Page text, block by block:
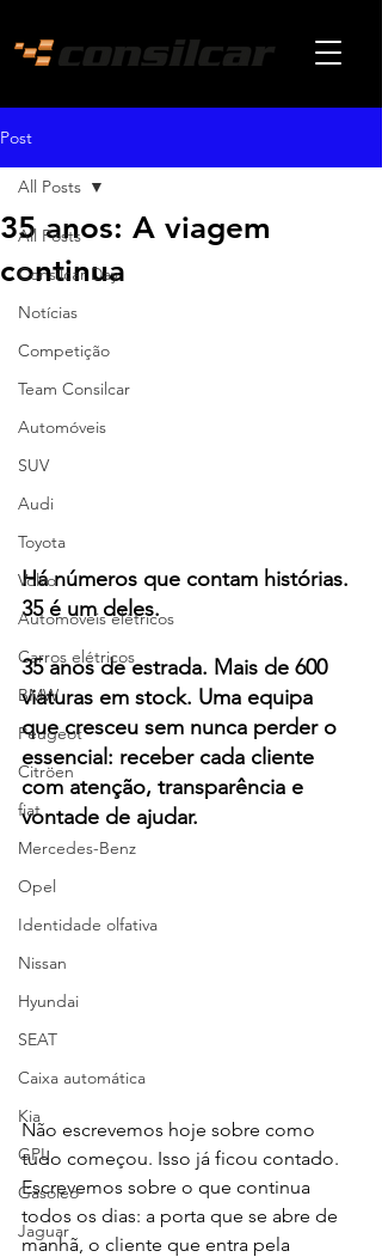
Post
All Posts
Consilcar Day
Notícias
Competição
Team Consilcar
Automóveis
SUV
Audi
Toyota
Volvo
Automóveis elétricos
Carros elétricos
BMW
Peugeot
Citröen
fiat
Mercedes-Benz
Opel
Identidade olfativa
Nissan
Hyundai
SEAT
Caixa automática
Kia
GPL
Gasóleo
Jaguar
All Posts
35 anos: A viagem
continua
Há números que contam histórias.
35 é um deles.
35 anos de estrada. Mais de 600
viaturas em stock. Uma equipa
que cresceu sem nunca perder o
essencial: receber cada cliente
com atenção, transparência e
vontade de ajudar.
Não escrevemos hoje sobre como
tudo começou. Isso já ficou contado.
Escrevemos sobre o que continua
todos os dias: a porta que se abre de
manhã, o cliente que entra pela